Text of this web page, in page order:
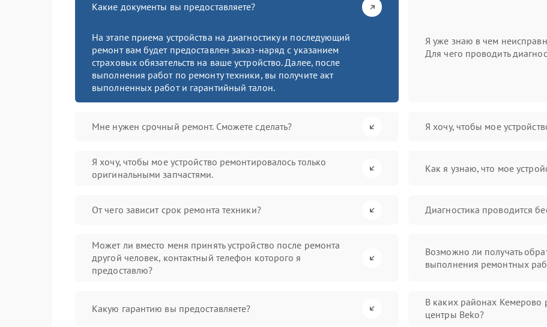
Какие документы вы предоставляете?
На этапе приема устройства на диагностику и последующий
ремонт вам будет предоставлен заказ-наряд с указанием
страховых обязательств на ваше устройство. Далее, после
выполнения работ по ремонту техники, вы получите акт
выполненных работ и гарантийный талон.
Я уже знаю в чем
Для чего проводить
Мне нужен срочный ремонт. Сможете сделать? Я хочу, чтобы мое
Я хочу, чтобы мое устройство ремонтировалось только
оригинальными запчастями.
Как я узнаю, что мое
От чего зависит срок ремонта техники? Диагностика проводится
Может ли вместо меня принять устройство после ремонта
другой человек, контактный телефон которого я
предоставлю?
Возможно ли получать
выполнения ремонтных
Какую гарантию вы предоставляете?
В каких районах Кемерово
центры Beko?